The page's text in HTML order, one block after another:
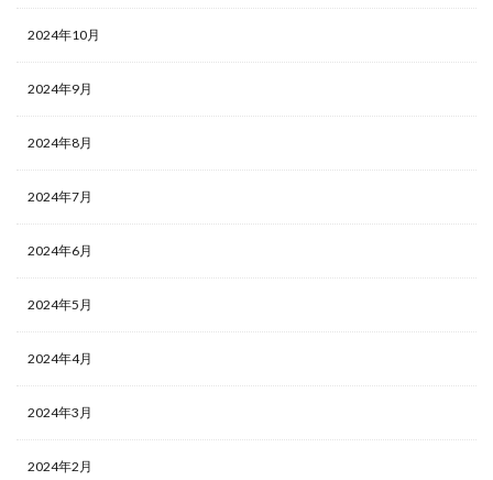
2024年10月
2024年9月
2024年8月
2024年7月
2024年6月
2024年5月
2024年4月
2024年3月
2024年2月